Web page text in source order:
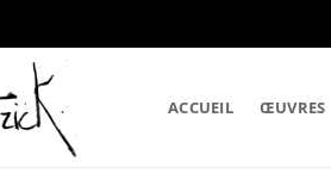
ACCUEIL ŒUVRES